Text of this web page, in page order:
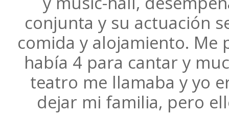
conjunta y su actuación
comida y alojamiento. Me
había 4 para cantar y
teatro me llamaba y yo
dejar mi familia, pero